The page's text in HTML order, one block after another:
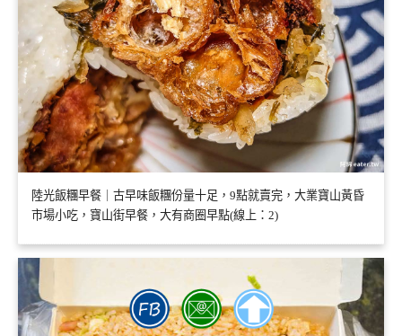
陸光飯糰早餐｜古早味飯糰份量十足，9點就賣完，大業寶山黃昏
市場小吃，寶山街早餐，大有商圈早點(線上：2)